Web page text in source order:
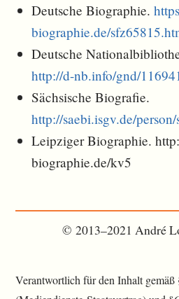
Deutsche Biographie.
biographie.de/
Deutsche
http://d-nb.info/gnd/
Sächsische Biografie.
http://saebi.isgv.de/
Leipziger Biographie.
biographie.de/kv5
© 2013–2021 André
Verantwortlich für den Inhalt